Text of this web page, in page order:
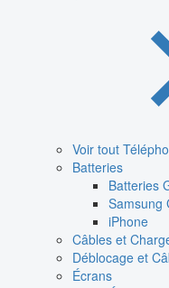
Voir tout
Batteries
Batteries
Samsung
iPhone
Câbles et
Déblocage et
Écrans